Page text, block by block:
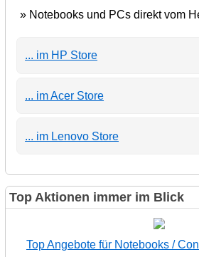
» Notebooks und PCs direkt vom
... im HP Store
... im Acer Store
... im Lenovo Store
Top Aktionen immer im Blick
Top Angebote für Notebooks /